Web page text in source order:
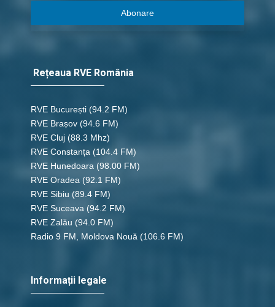
Abonare
Rețeaua RVE România
RVE București (94.2 FM)
RVE Brașov (94.6 FM)
RVE Cluj (88.3 Mhz)
RVE Constanța (104.4 FM)
RVE Hunedoara (98.00 FM)
RVE Oradea (92.1 FM)
RVE Sibiu (89.4 FM)
RVE Suceava (94.2 FM)
RVE Zalău (94.0 FM)
Radio 9 FM, Moldova Nouă (106.6 FM)
Informații legale